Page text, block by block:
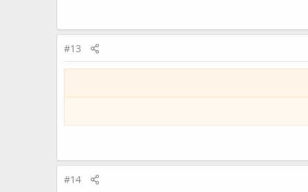
#13
#14